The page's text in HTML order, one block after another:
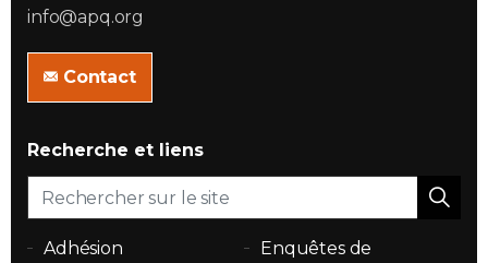
info@apq.org
Contact
Recherche et liens
Adhésion
Enquêtes de